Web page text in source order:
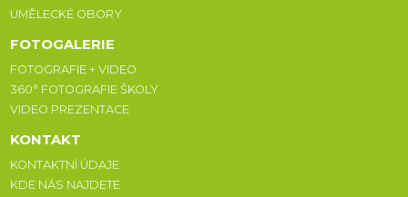
UMĚLECKÉ OBORY
FOTOGALERIE
FOTOGRAFIE + VIDEO
360° FOTOGRAFIE ŠKOLY
VIDEO PREZENTACE
KONTAKT
KONTAKTNÍ ÚDAJE
KDE NÁS NAJDETE